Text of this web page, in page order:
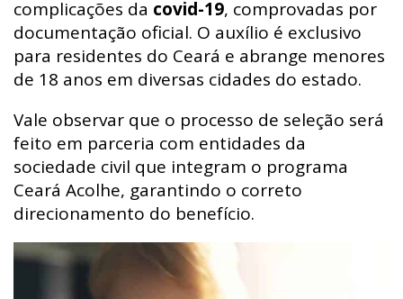
complicações da covid-19, comprovadas por
documentação oficial. O auxílio é exclusivo
para residentes do Ceará e abrange menores
de 18 anos em diversas cidades do estado.
Vale observar que o processo de seleção será
feito em parceria com entidades da
sociedade civil que integram o programa
Ceará Acolhe, garantindo o correto
direcionamento do benefício.